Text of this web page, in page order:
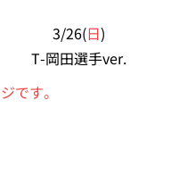
3/26(日)
T-岡田選手ver.
です。